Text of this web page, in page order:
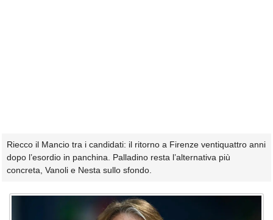
Riecco il Mancio tra i candidati: il ritorno a Firenze ventiquattro anni
dopo l’esordio in panchina. Palladino resta l’alternativa più
concreta, Vanoli e Nesta sullo sfondo.